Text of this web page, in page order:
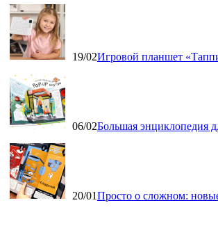
19/02Игровой планшет
06/02Большая энциклопедия
20/01Просто о сложном: